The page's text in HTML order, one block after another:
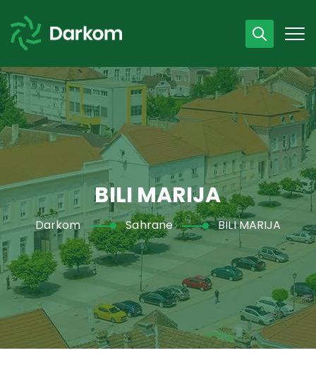
Radno vrijeme
07 - 15 h
043 /440 750
BILI MARIJA
Darkom Sahrane BILI MARIJA